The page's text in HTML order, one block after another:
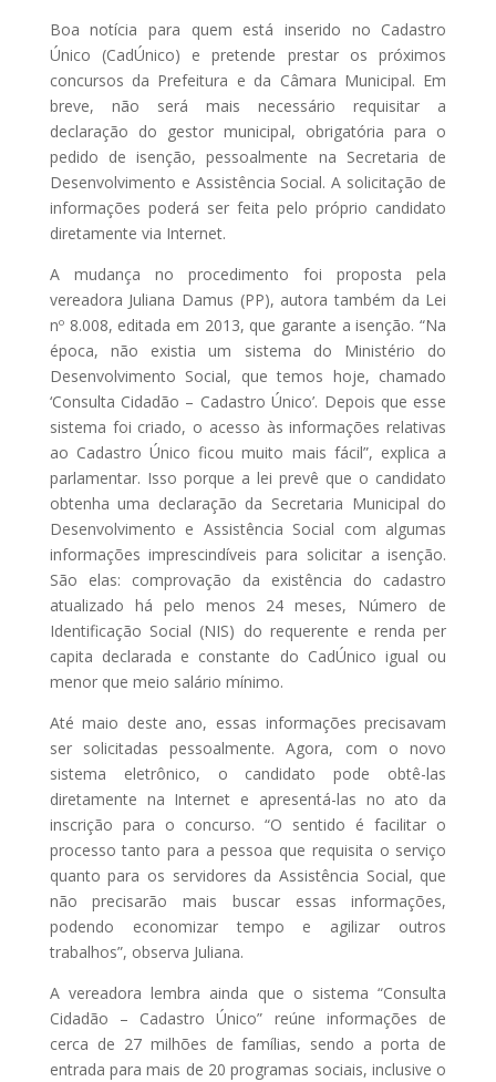
Boa notícia para quem está inserido no Cadastro
Único (CadÚnico) e pretende prestar os próximos
concursos da Prefeitura e da Câmara Municipal. Em
breve, não será mais necessário requisitar a
declaração do gestor municipal, obrigatória para o
pedido de isenção, pessoalmente na Secretaria de
Desenvolvimento e Assistência Social. A solicitação de
informações poderá ser feita pelo próprio candidato
diretamente via Internet.
A mudança no procedimento foi proposta pela
vereadora Juliana Damus (PP), autora também da Lei
nº 8.008, editada em 2013, que garante a isenção. “Na
época, não existia um sistema do Ministério do
Desenvolvimento Social, que temos hoje, chamado
‘Consulta Cidadão – Cadastro Único’. Depois que esse
sistema foi criado, o acesso às informações relativas
ao Cadastro Único ficou muito mais fácil”, explica a
parlamentar. Isso porque a lei prevê que o candidato
obtenha uma declaração da Secretaria Municipal do
Desenvolvimento e Assistência Social com algumas
informações imprescindíveis para solicitar a isenção.
São elas: comprovação da existência do cadastro
atualizado há pelo menos 24 meses, Número de
Identificação Social (NIS) do requerente e renda per
capita declarada e constante do CadÚnico igual ou
menor que meio salário mínimo.
Até maio deste ano, essas informações precisavam
ser solicitadas pessoalmente. Agora, com o novo
sistema eletrônico, o candidato pode obtê-las
diretamente na Internet e apresentá-las no ato da
inscrição para o concurso. “O sentido é facilitar o
processo tanto para a pessoa que requisita o serviço
quanto para os servidores da Assistência Social, que
não precisarão mais buscar essas informações,
podendo economizar tempo e agilizar outros
trabalhos”, observa Juliana.
A vereadora lembra ainda que o sistema “Consulta
Cidadão – Cadastro Único” reúne informações de
cerca de 27 milhões de famílias, sendo a porta de
entrada para mais de 20 programas sociais, inclusive o